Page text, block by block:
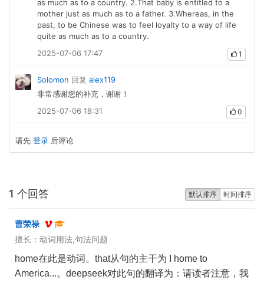
as much as to a country. 2.That baby is entitled to a
mother just as much as to a father. 3.Whereas, in the
past, to be Chinese was to feel loyalty to a way of life
quite as much as to a country.
2025-07-06 17:47
1
Solomon 回复 alex119
非常感谢您的补充，谢谢！
2025-07-06 18:31
0
请先 登录 后评论
默认排序 时间排序
1 个回答
曹荣禄
擅长：动词用法,句法问题
home在此是动词。 that从句的主干为
I home to
America...。 deepseek对此句的翻译为：请读者注意，我